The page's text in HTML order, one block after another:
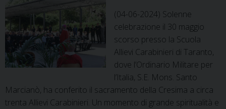
(04-06-2024) Solenne
celebrazione il 30 maggio
scorso presso la Scuola
Allievi Carabinieri di Taranto,
dove l’Ordinario Militare per
l’Italia, S.E. Mons. Santo
Marcianò, ha conferito il sacramento della Cresima a circa
trenta Allievi Carabinieri. Un momento di grande spiritualità e